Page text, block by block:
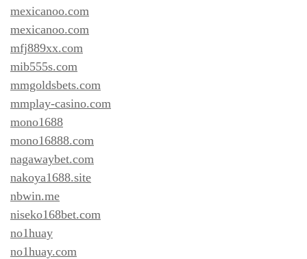
mexicanoo.com
mexicanoo.com
mfj889xx.com
mib555s.com
mmgoldsbets.com
mmplay-casino.com
mono1688
mono16888.com
nagawaybet.com
nakoya1688.site
nbwin.me
niseko168bet.com
no1huay
no1huay.com